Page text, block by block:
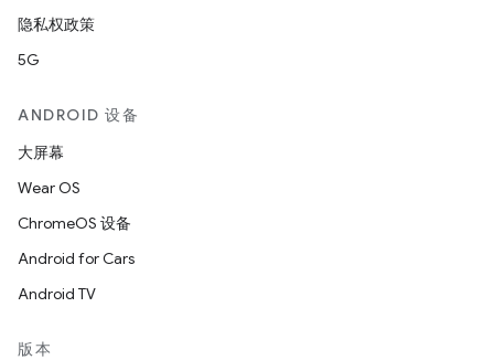
隐私权政策
5G
ANDROID 设备
大屏幕
Wear OS
ChromeOS 设备
Android for Cars
Android TV
版本